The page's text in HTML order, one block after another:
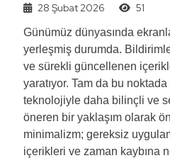
28 Şubat 2026
51
Günümüz dünyasında
yerleşmiş durumda.
ve sürekli güncellenen
yaratıyor. Tam da bu
teknolojiyle daha bilinçli ve
öneren bir yaklaşım olarak
minimalizm; gereksiz
içerikleri ve zaman kaybına